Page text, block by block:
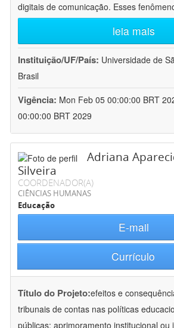
digitais de comunicação. Esses
leia mais
Instituição/UF/País: Universidade de
Brasil
Vigência: Mon Feb 05 00:00:00 BRT
00:00:00 BRT 2029
Adriana
Silveira
COORDENADOR(A)
CIÊNCIAS HUMANAS
Educação
E-mail
Currículo
Título do Projeto:efeitos e
tribunais de contas nas políticas
públicas: aprimoramento institucional ou